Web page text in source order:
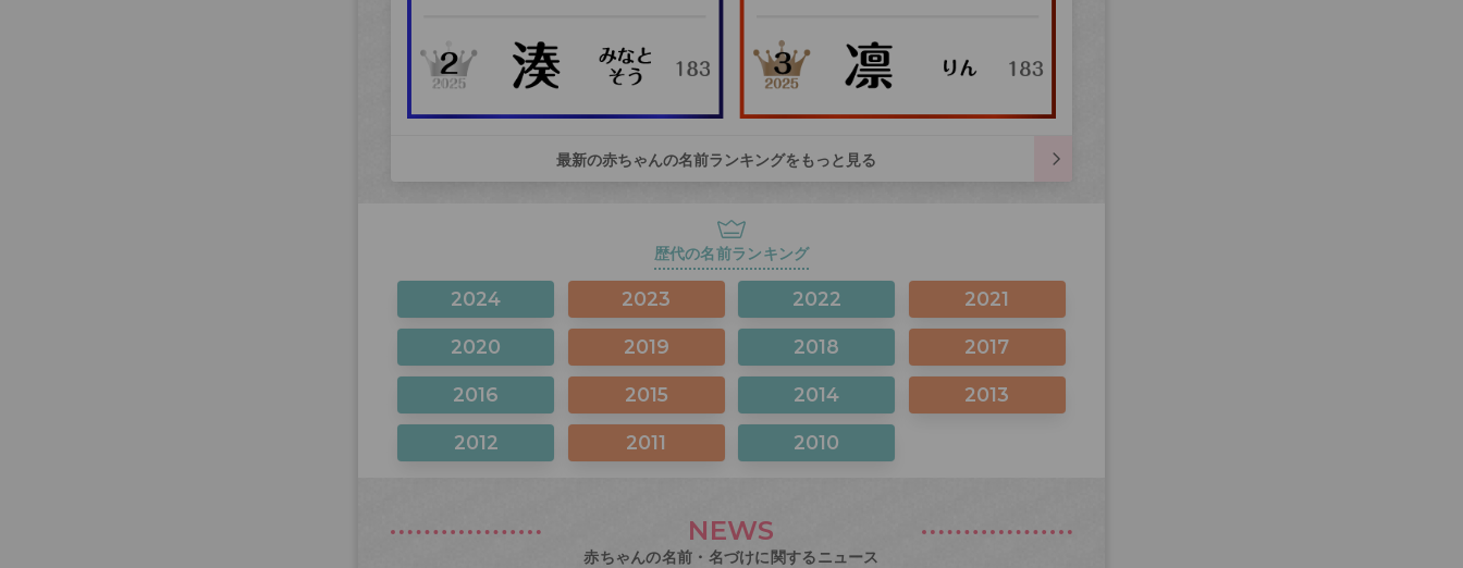
最新の赤ちゃんの名前ランキングをもっと見る
歴代の名前ランキング
2024 2023 2022 2021
2020 2019 2018 2017
2016 2015 2014 2013
2012 2011 2010
NEWS
赤ちゃんの名前・名づけに関するニュース